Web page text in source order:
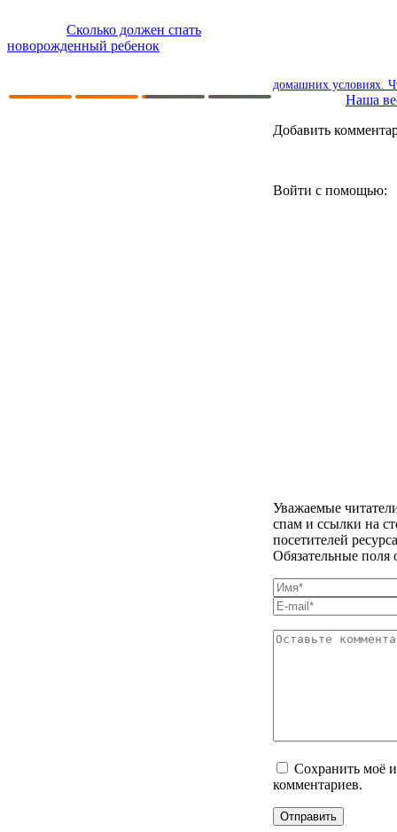
Сколько должен спать
новорожденный ребенок
домашних условиях.
Наша
Добавить
Войти с помощью:
Уважаемые
спам и ссылки на
посетителей
Обязательные поля
Сохранить моё
комментариев.